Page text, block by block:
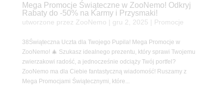
Mega Promocje Świąteczne w ZooNemo! Odkryj
Rabaty do -50% na Karmy i Przysmaki!
utworzone przez ZooNemo gru 2, 2025 Promocje
38Świąteczna Uczta dla Twojego Pupila! Mega Promocje w
ZooNemo! 🎄 Szukasz idealnego prezentu, który sprawi Twojemu
zwierzakowi radość, a jednocześnie odciąży Twój portfel?
ZooNemo ma dla Ciebie fantastyczną wiadomość! Ruszamy z
Mega Promocjami Świątecznymi, które...